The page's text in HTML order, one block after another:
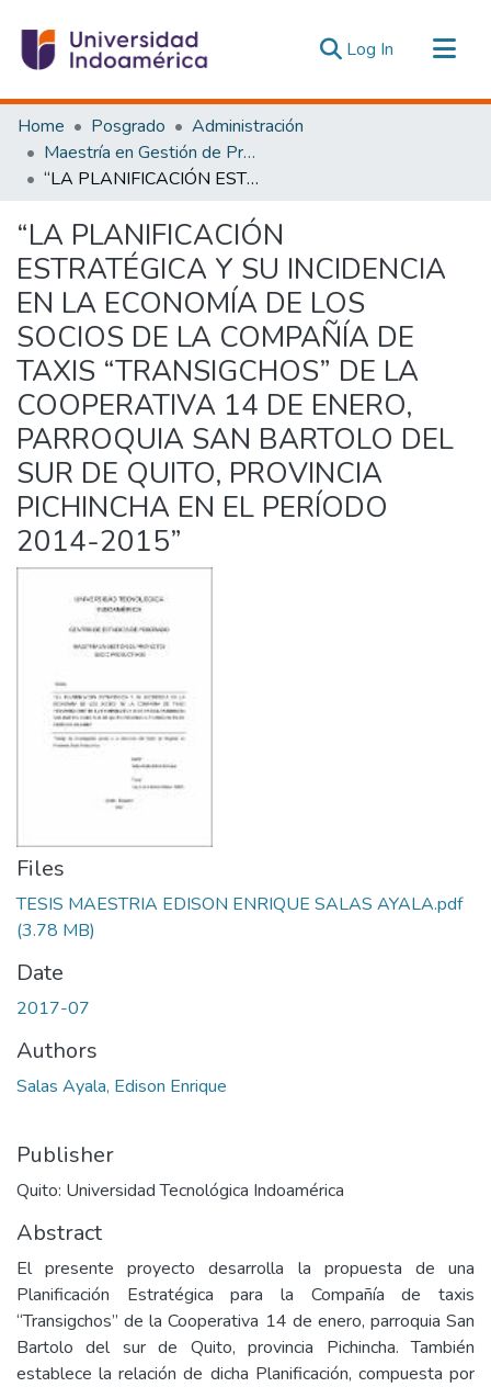
Log In (current)
Communities & Collections
All of DSpace
Statistics
Home Posgrado
Administración
Maestría en Gestión de Proyectos Socioproductivos
“LA PLANIFICACIÓN ESTRATÉGICA Y SU INCIDENCIA EN LA ECONOMÍA DE LOS SOCIOS DE LA COMPAÑÍA DE TAXIS “TRANSIGCHOS” DE LA COOPERATIVA 14 DE ENERO, PARROQUIA SAN BARTOLO DEL SUR DE QUITO, PROVINCIA PICHINCHA EN EL PERÍODO 2014-2015”
“LA PLANIFICACIÓN
ESTRATÉGICA Y SU INCIDENCIA
EN LA ECONOMÍA DE LOS
SOCIOS DE LA COMPAÑÍA DE
TAXIS “TRANSIGCHOS” DE LA
COOPERATIVA 14 DE ENERO,
PARROQUIA SAN BARTOLO DEL
SUR DE QUITO, PROVINCIA
PICHINCHA EN EL PERÍODO
2014-2015”
Files
TESIS MAESTRIA EDISON ENRIQUE SALAS AYALA.pdf
(3.78 MB)
Date
2017-07
Authors
Salas Ayala, Edison Enrique
Publisher
Quito: Universidad Tecnológica Indoamérica
Abstract
El presente proyecto desarrolla la propuesta de una
Planificación Estratégica para la Compañía de taxis
“Transigchos” de la Cooperativa 14 de enero, parroquia San
Bartolo del sur de Quito, provincia Pichincha. También
establece la relación de dicha Planificación, compuesta por